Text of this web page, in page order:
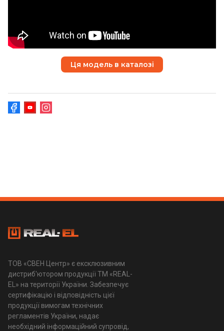
Ця модель в каталозі
ТОВ «СВЕН Центр» є ексклюзивним
дистриб'ютором продукції ТМ «REAL-
EL» на території України. Забезпечує
сертифікацію і відповідність цієї
продукції вимогам технічних
регламентів України, надає
необхідний інформаційний супровід,